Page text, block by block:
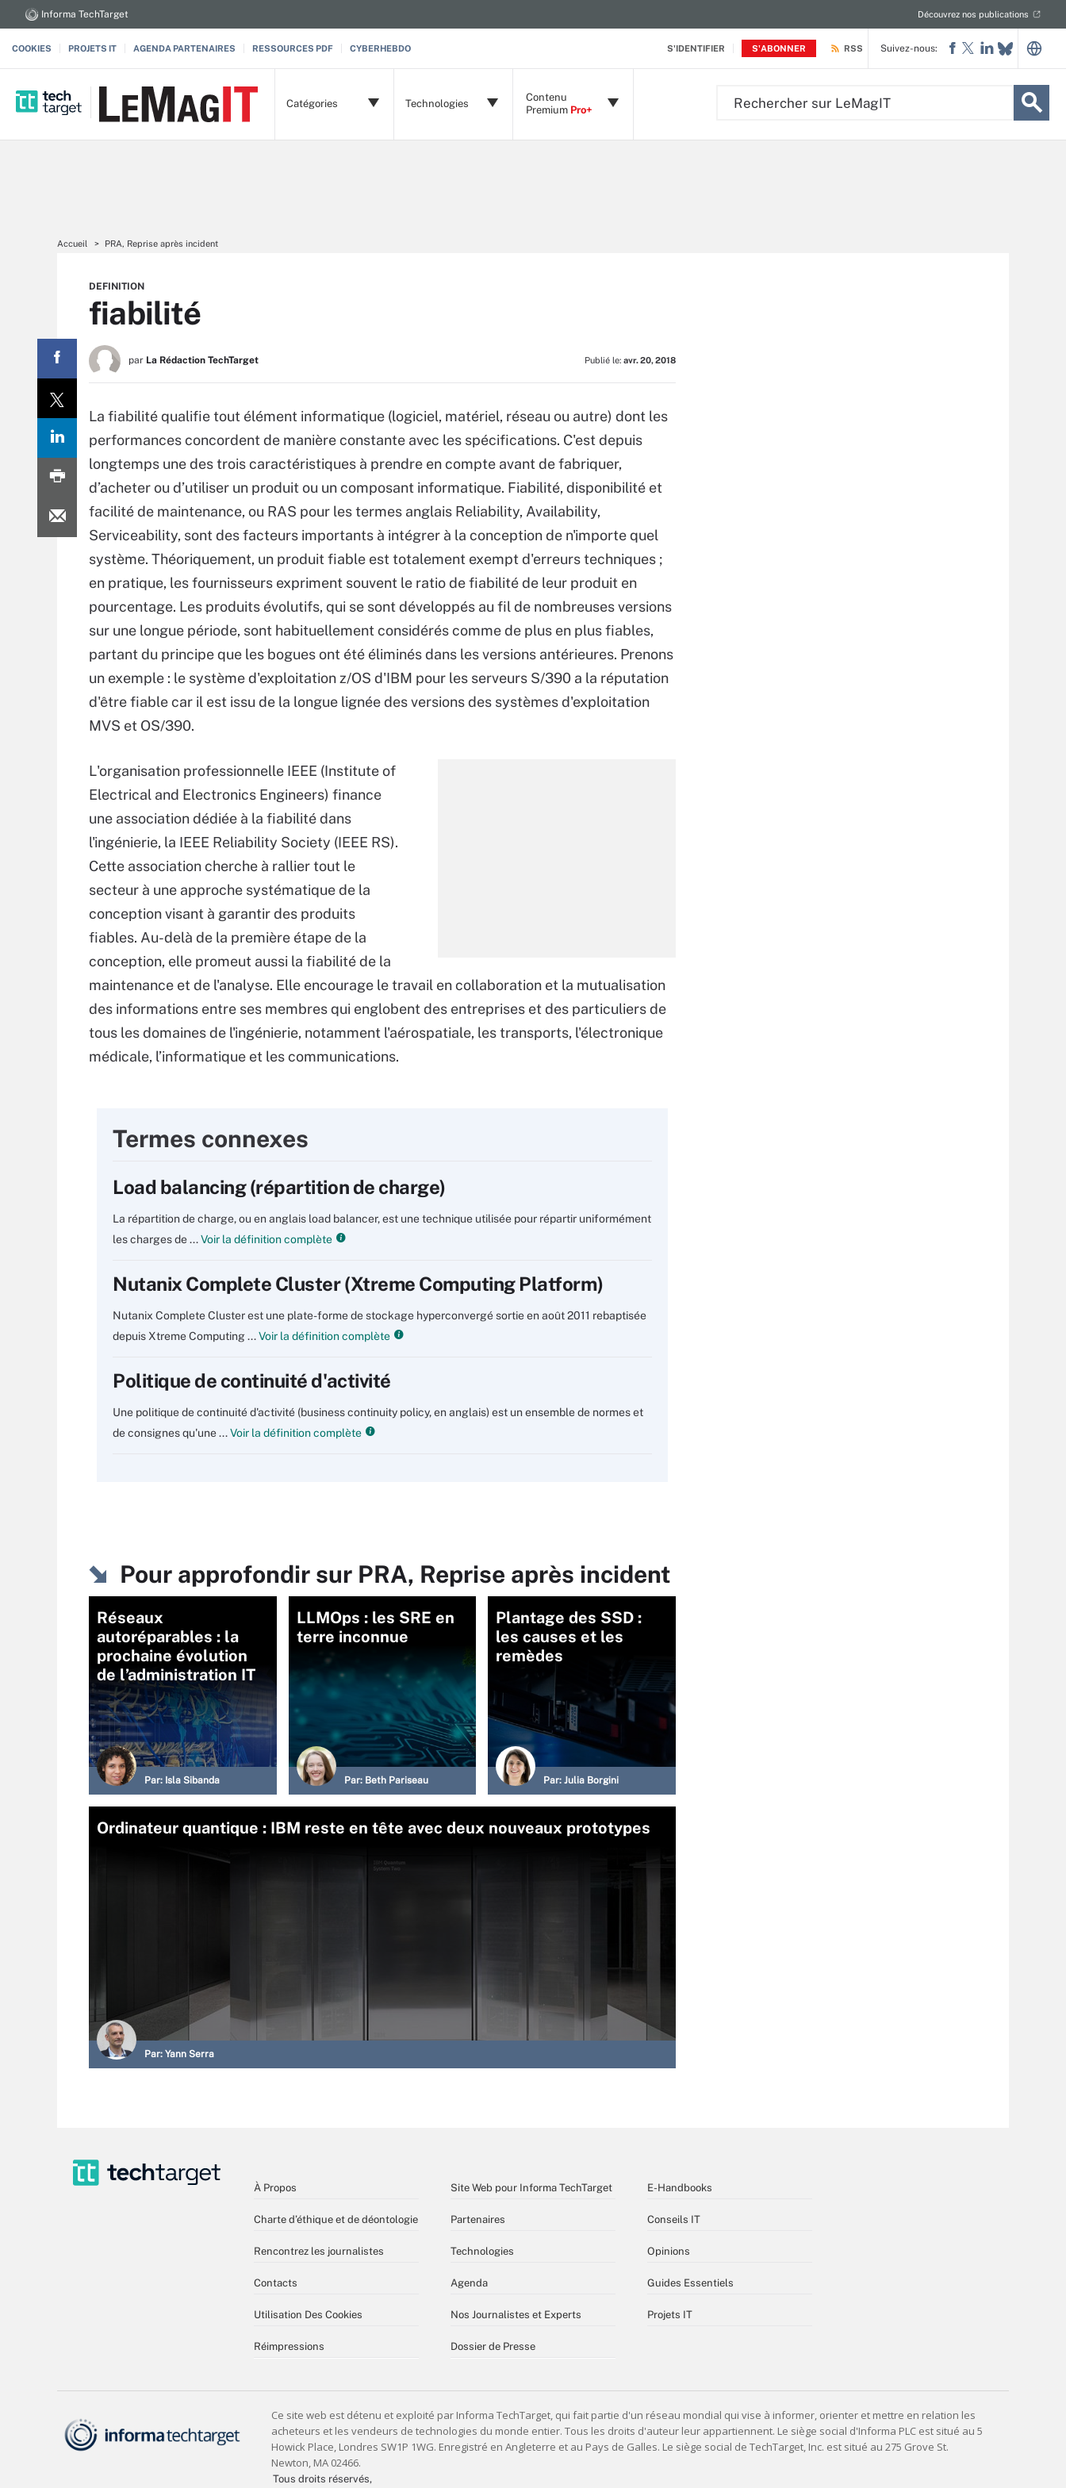
S'IDENTIFIER S'ABONNER
Informa TechTarget Découvrez nos publications
COOKIES PROJETS IT AGENDA PARTENAIRES RESSOURCES PDF CYBERHEBDO RSS
Catégories Technologies
Contenu
Premium Pro+
Suivez-nous:
Accueil PRA, Reprise après incident
DEFINITION
fiabilité
par La Rédaction TechTarget Publié le: avr. 20, 2018
La fiabilité qualifie tout élément informatique (logiciel, matériel, réseau ou autre) dont les
performances concordent de manière constante avec les spécifications. C'est depuis
longtemps une des trois caractéristiques à prendre en compte avant de fabriquer,
d’acheter ou d’utiliser un produit ou un composant informatique. Fiabilité, disponibilité et
facilité de maintenance, ou RAS pour les termes anglais Reliability, Availability,
Serviceability, sont des facteurs importants à intégrer à la conception de n'importe quel
système. Théoriquement, un produit fiable est totalement exempt d'erreurs techniques ;
en pratique, les fournisseurs expriment souvent le ratio de fiabilité de leur produit en
pourcentage. Les produits évolutifs, qui se sont développés au fil de nombreuses versions
sur une longue période, sont habituellement considérés comme de plus en plus fiables,
partant du principe que les bogues ont été éliminés dans les versions antérieures. Prenons
un exemple : le système d'exploitation z/OS d'IBM pour les serveurs S/390 a la réputation
d'être fiable car il est issu de la longue lignée des versions des systèmes d'exploitation
MVS et OS/390.
L'organisation professionnelle IEEE (Institute of
Electrical and Electronics Engineers) finance
une association dédiée à la fiabilité dans
l'ingénierie, la IEEE Reliability Society (IEEE RS).
Cette association cherche à rallier tout le
secteur à une approche systématique de la
conception visant à garantir des produits
fiables. Au-delà de la première étape de la
conception, elle promeut aussi la fiabilité de la
maintenance et de l'analyse. Elle encourage le travail en collaboration et la mutualisation
des informations entre ses membres qui englobent des entreprises et des particuliers de
tous les domaines de l'ingénierie, notamment l'aérospatiale, les transports, l'électronique
médicale, l’informatique et les communications.
Termes connexes
Load balancing (répartition de charge)
La répartition de charge, ou en anglais load balancer, est une technique utilisée pour répartir uniformément
les charges de ...Voir la définition complète
Nutanix Complete Cluster (Xtreme Computing Platform)
Nutanix Complete Cluster est une plate-forme de stockage hyperconvergé sortie en août 2011 rebaptisée
depuis Xtreme Computing ...Voir la définition complète
Politique de continuité d'activité
Une politique de continuité d'activité (business continuity policy, en anglais) est un ensemble de normes et
de consignes qu'une ...Voir la définition complète
Pour approfondir sur PRA, Reprise après incident
Réseaux
autoréparables : la
prochaine évolution
de l’administration IT
Par: Isla Sibanda
LLMOps : les SRE en
terre inconnue
Par: Beth Pariseau
Plantage des SSD :
les causes et les
remèdes
Par:Julia Borgini
Ordinateur quantique : IBM reste en tête avec deux nouveaux prototypes
Par: Yann Serra
À Propos
Charte d’éthique et de déontologie
Rencontrez les journalistes
Contacts
Utilisation Des Cookies
Réimpressions
Site Web pour Informa TechTarget
Partenaires
Technologies
Agenda
Nos Journalistes et Experts
Dossier de Presse
E-Handbooks
Conseils IT
Opinions
Guides Essentiels
Projets IT
Tous droits réservés,